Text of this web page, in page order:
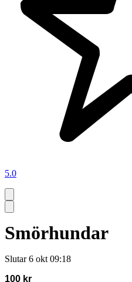
5.0
Smörhundar
Slutar 6 okt 09:18
100 kr